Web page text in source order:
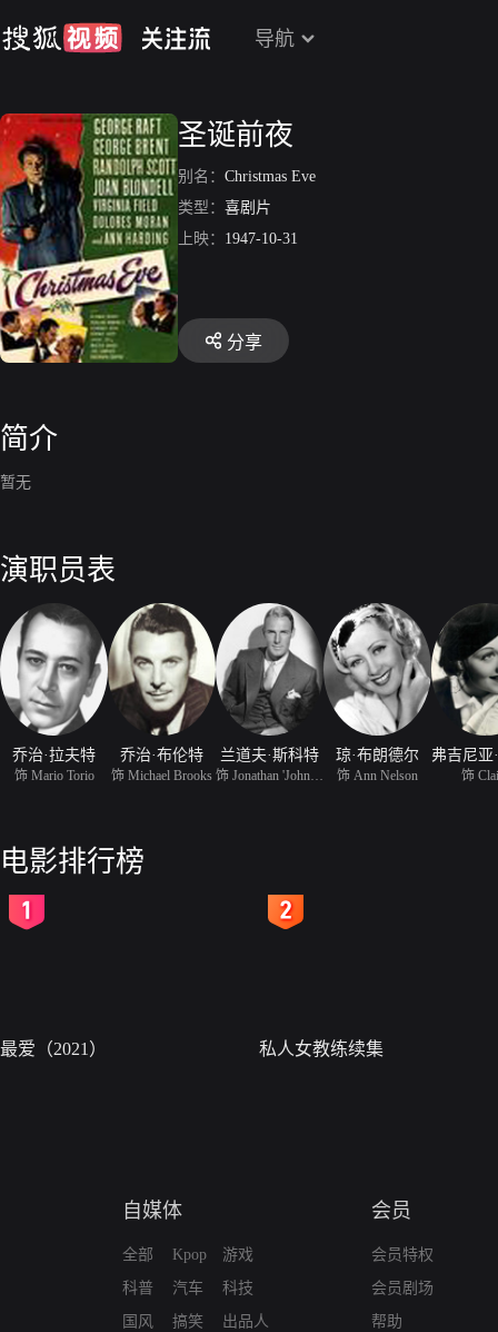
导航
圣诞前夜
别名： Christmas Eve
类型： 喜剧片
上映： 1947-10-31
分享
简介
暂无
演职员表
乔治·拉夫特
饰 Mario Torio
乔治·布伦特
饰 Michael Brooks
兰道夫·斯科特 琼·布朗德尔
饰 Ann Nelson 饰
电影排行榜
最爱（2021） 私人女教练续集
自媒体
全部
科普
国风
Kpop
汽车
搞笑
游戏
科技
出品人
会员
会员特权
会员剧场
帮助